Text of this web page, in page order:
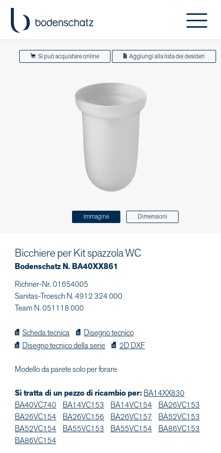
Immagine Dimensioni
Si può acquistare online Aggiungi alla lista dei desideri
Bicchiere per Kit spazzola WC
Bodenschatz N. BA40XX861
Richner-Nr. 01654005
Sanitas-Troesch N. 4912 324 000
Team N. 051118 000
Scheda tecnica
Disegno tecnico
Disegno tecnico della serie
2D DXF
Modello da parete solo per forare
Si tratta di un pezzo di ricambio per: BA14XX830
BA40VC740
BA14VC153 BA14VC154
BA26VC153
BA26VC154
BA26VC156 BA26VC157
BA52VC153
BA52VC154
BA55VC153 BA55VC154
BA86VC153
BA86VC154